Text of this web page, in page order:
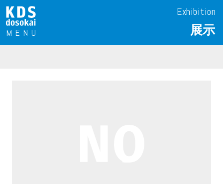
Exhibition
展示